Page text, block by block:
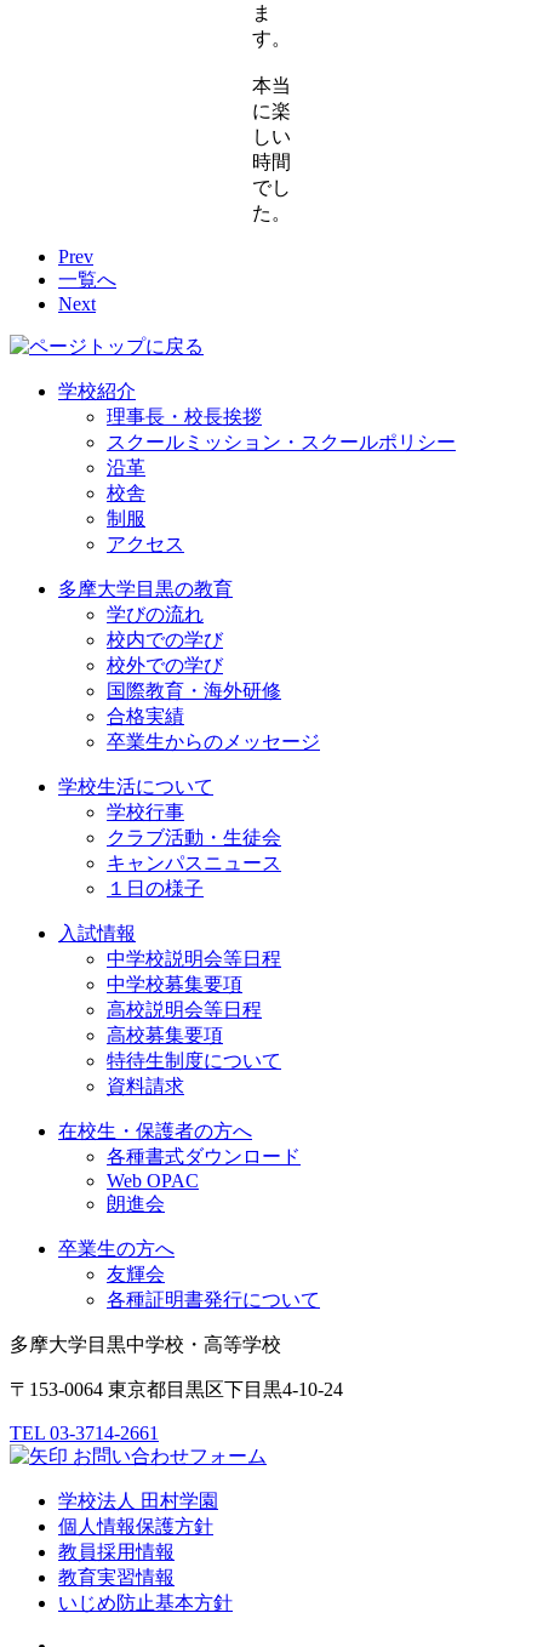
ま
す。
本当
に楽
しい
時間
でし
た。
Prev
一覧へ
Next
学校紹介
理事長・校長挨拶
スクールミッション・スクールポリシー
沿革
校舎
制服
アクセス
多摩大学目黒の教育
学びの流れ
校内での学び
校外での学び
国際教育・海外研修
合格実績
卒業生からのメッセージ
学校生活について
学校行事
クラブ活動・生徒会
キャンパスニュース
１日の様子
入試情報
中学校説明会等日程
中学校募集要項
高校説明会等日程
高校募集要項
特待生制度について
資料請求
在校生・保護者の方へ
各種書式ダウンロード
Web OPAC
朗進会
卒業生の方へ
友輝会
各種証明書発行について
多摩大学目黒中学校・高等学校
〒153-0064 東京都目黒区下目黒4-10-24
TEL 03-3714-2661
お問い合わせフォーム
学校法人 田村学園
個人情報保護方針
教員採用情報
教育実習情報
いじめ防止基本方針